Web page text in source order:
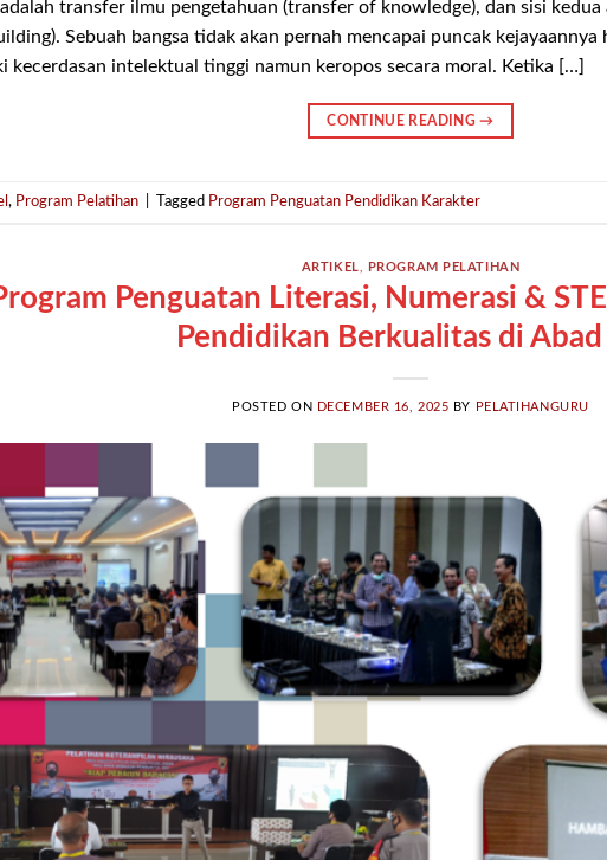
transfer ilmu pengetahuan (transfer of knowledge), dan sisi
Sebuah bangsa tidak akan pernah mencapai puncak kejayaannya
kecerdasan intelektual tinggi namun keropos secara moral. Ketika […]
CONTINUE READING→
, Program Pelatihan Tagged Program Penguatan Pendidikan Karakter
ARTIKEL PROGRAM PELATIHAN
Penguatan Literasi, Numerasi &
Pendidikan Berkualitas di
POSTED ON DECEMBER 16, 2025 BY PELATIHANGURU